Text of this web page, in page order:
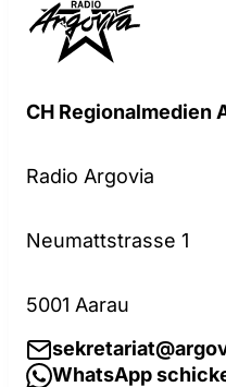
CH Regionalmedien
Radio Argovia
Neumattstrasse 1
5001 Aarau
WhatsApp